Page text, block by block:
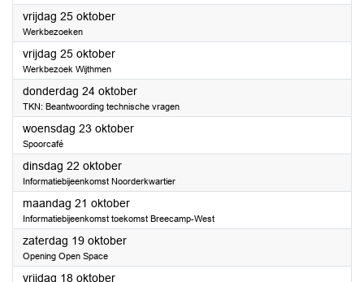
vrijdag 25 oktober2024
Werkbezoeken
vrijdag 25 oktober2024
Werkbezoek Wijthmen
donderdag 24 oktober2024
TKN: Beantwoording technische vragen
woensdag 23 oktober2024
Spoorcafé
dinsdag 22 oktober2024
Informatiebijeenkomst Noorderkwartier
maandag 21 oktober2024
Informatiebijeenkomst toekomst Breecamp-West
zaterdag 19 oktober2024
Opening Open Space
vrijdag 18 oktober2024